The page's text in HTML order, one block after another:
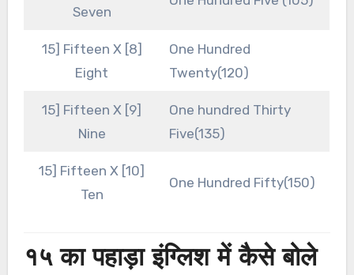
Seven
15] Fifteen X [8]
Eight
One Hundred
Twenty(120)
15] Fifteen X [9]
Nine
One hundred Thirty
Five(135)
15] Fifteen X [10]
Ten
One Hundred Fifty(150)
१५ का पहाड़ा इंग्लिश में कैसे बोले